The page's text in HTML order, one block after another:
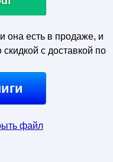
она есть в продаже, и
с доставкой по
файл